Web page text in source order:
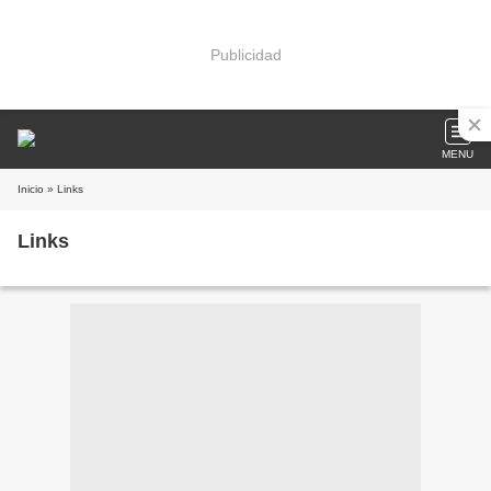
Publicidad
MENU
Inicio » Links
Links